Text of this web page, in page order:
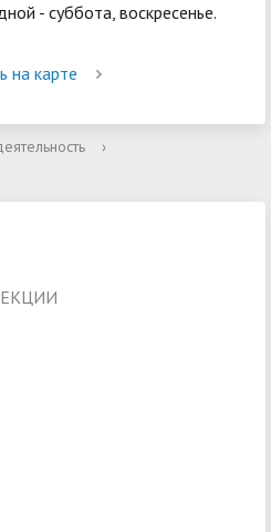
- суббота, воскресенье.
на карте
›